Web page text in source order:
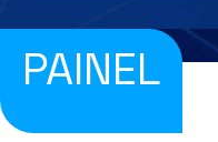
PAINEL